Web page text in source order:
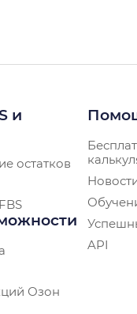
и
остатков
Озон
API